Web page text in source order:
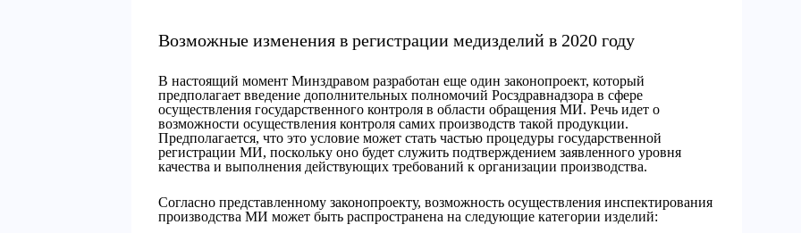
Возможные изменения в регистрации медизделий в 2020 году
В настоящий момент Минздравом разработан еще один законопроект, который
предполагает введение дополнительных полномочий Росздравнадзора в сфере
осуществления государственного контроля в области обращения МИ. Речь идет о
возможности осуществления контроля самих производств такой продукции.
Предполагается, что это условие может стать частью процедуры государственной
регистрации МИ, поскольку оно будет служить подтверждением заявленного уровня
качества и выполнения действующих требований к организации производства.
Согласно представленному законопроекту, возможность осуществления инспектирования
производства МИ может быть распространена на следующие категории изделий: